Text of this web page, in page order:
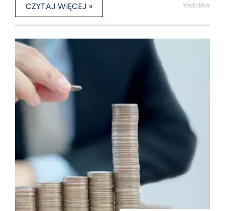
CZYTAJ WIĘCEJ » Redaktor